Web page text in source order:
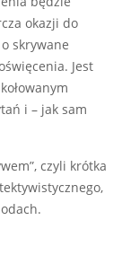
okazji do
skrywane
Jest
i – jak sam
czyli krótka